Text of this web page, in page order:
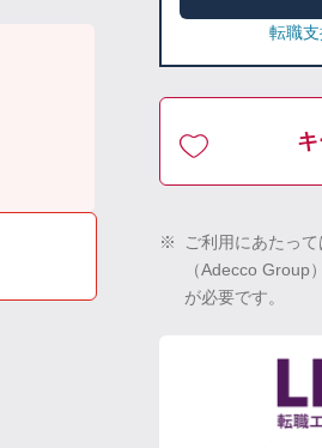
転職
※
ご利用にあたっ
（Adecco Group
が必要です。